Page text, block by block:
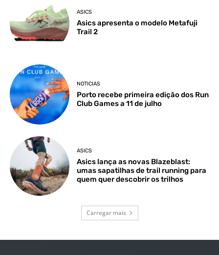
ASICS
Asics apresenta o modelo Metafuji
Trail 2
NOTICIAS
Porto recebe primeira edição dos Run
Club Games a 11 de julho
ASICS
Asics lança as novas Blazeblast:
umas sapatilhas de trail running para
quem quer descobrir os trilhos
Carregar mais